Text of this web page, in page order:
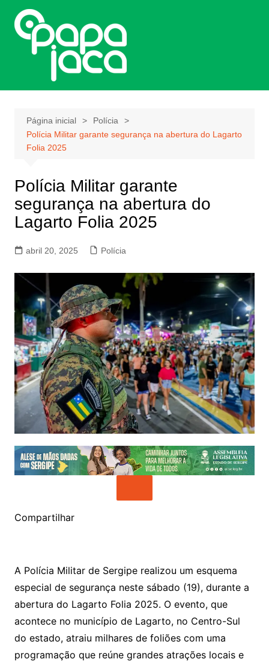
para
conteúdo
Página inicial
Polícia
Polícia Militar garante segurança na abertura do Lagarto
Folia 2025
Polícia Militar garante
segurança na abertura do
Lagarto Folia 2025
abril 20, 2025 Polícia
Compartilhar
A Polícia Militar de Sergipe realizou um esquema
especial de segurança neste sábado (19), durante a
abertura do Lagarto Folia 2025. O evento, que
acontece no município de Lagarto, no Centro-Sul
do estado, atraiu milhares de foliões com uma
programação que reúne grandes atrações locais e